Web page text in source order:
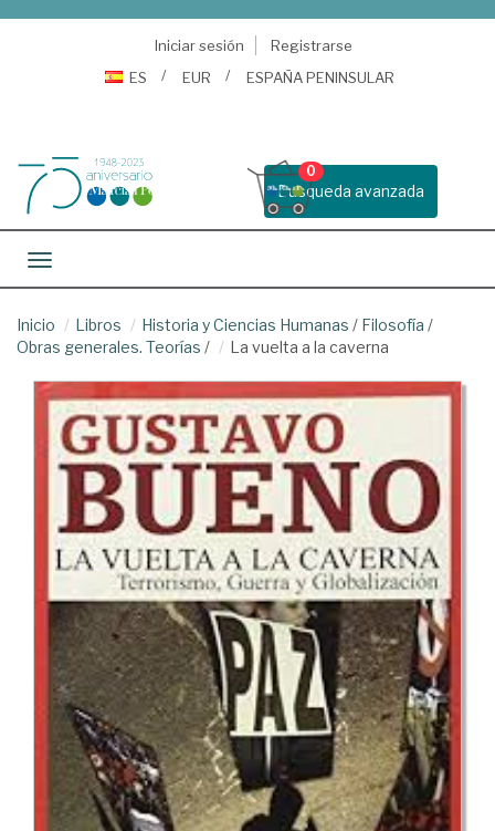
Iniciar sesión
Registrarse
ES
EUR ESPAÑA PENINSULAR
Busqueda avanzada
0
Toggle navigation
Inicio Libros Historia y Ciencias Humanas / Filosofía /
Obras generales. Teorías / La vuelta a la caverna